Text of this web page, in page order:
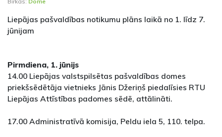
Liepājas pašvaldības notikumu plāns laikā no 1. līdz 7.
jūnijam
Pirmdiena, 1. jūnijs
14.00 Liepājas valstspilsētas pašvaldības domes
priekšsēdētāja vietnieks Jānis Džeriņš piedalīsies RTU
Liepājas Attīstības padomes sēdē, attālināti.
17.00 Administratīvā komisija, Peldu iela 5, 110. telpa.